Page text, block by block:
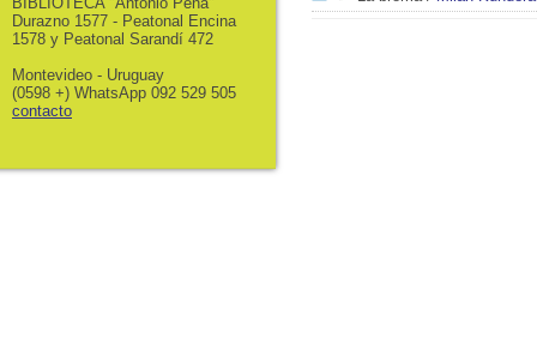
Durazno 1577 - Peatonal Encina
1578 y Peatonal Sarandí 472
Montevideo - Uruguay
(0598 +) WhatsApp 092 529 505
contacto